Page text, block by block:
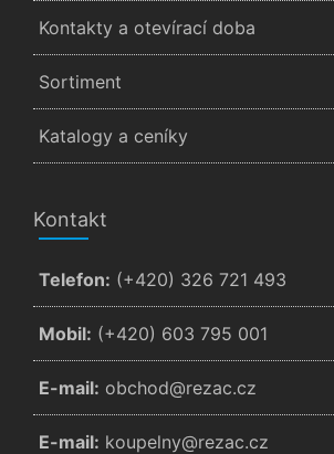
Kontakty a otevírací doba
Sortiment
Katalogy a ceníky
Kontakt
Telefon: (+420) 326 721 493
Mobil: (+420) 603 795 001
E-mail: zc.cazer@dohcbo
E-mail: zc.cazer@ynlepuok